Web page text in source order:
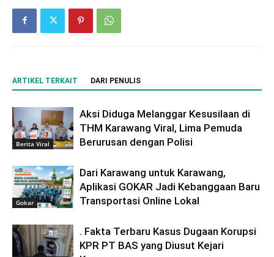
ARTIKEL TERKAIT DARI PENULIS
Berita Viral
Aksi Diduga Melanggar Kesusilaan di
THM Karawang Viral, Lima Pemuda
Berurusan dengan Polisi
Gokar
Dari Karawang untuk Karawang,
Aplikasi GOKAR Jadi Kebanggaan Baru
Transportasi Online Lokal
. Fakta Terbaru Kasus Dugaan Korupsi
KPR PT BAS yang Diusut Kejari